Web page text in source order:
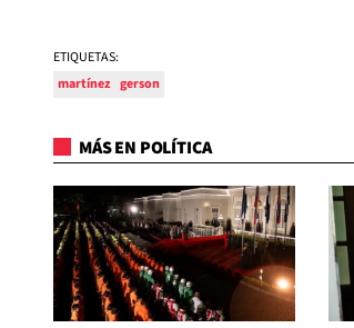
ETIQUETAS:
martínez gerson
MÁS EN POLÍTICA